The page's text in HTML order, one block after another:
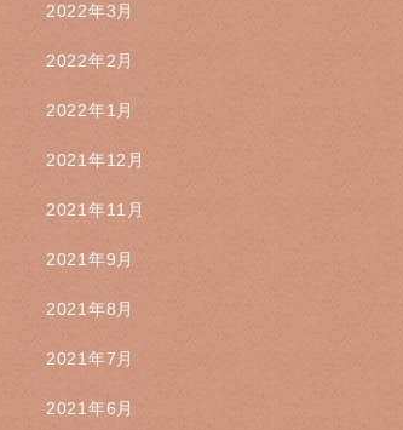
2022年3月
2022年2月
2022年1月
2021年12月
2021年11月
2021年9月
2021年8月
2021年7月
2021年6月